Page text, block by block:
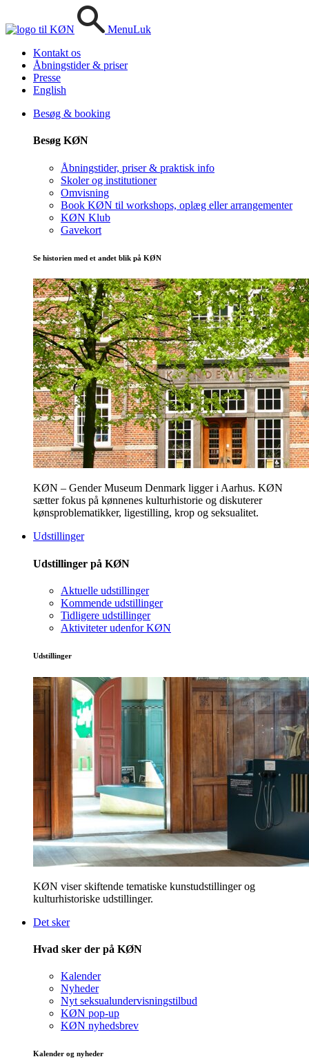
MenuLuk
Kontakt os
Åbningstider & priser
Presse
English
Besøg & booking
Besøg KØN
Åbningstider, priser & praktisk info
Skoler og institutioner
Omvisning
Book KØN til workshops, oplæg eller arrangementer
KØN Klub
Gavekort
Se historien med et andet blik på KØN
KØN – Gender Museum Denmark ligger i Aarhus. KØN
sætter fokus på kønnenes kulturhistorie og diskuterer
kønsproblematikker, ligestilling, krop og seksualitet.
Udstillinger
Udstillinger på KØN
Aktuelle udstillinger
Kommende udstillinger
Tidligere udstillinger
Aktiviteter udenfor KØN
Udstillinger
KØN viser skiftende tematiske kunstudstillinger og
kulturhistoriske udstillinger.
Det sker
Hvad sker der på KØN
Kalender
Nyheder
Nyt seksualundervisningstilbud
KØN pop-up
KØN nyhedsbrev
Kalender og nyheder